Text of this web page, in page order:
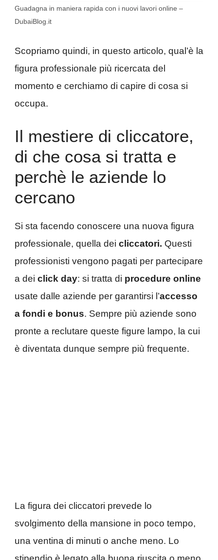
Guadagna in maniera rapida con i nuovi lavori online –
DubaiBlog.it
Scopriamo quindi, in questo articolo, qual’è la
figura professionale più ricercata del
momento e cerchiamo di capire di cosa si
occupa.
Il mestiere di cliccatore,
di che cosa si tratta e
perchè le aziende lo
cercano
Si sta facendo conoscere una nuova figura
professionale, quella dei cliccatori. Questi
professionisti vengono pagati per partecipare
a dei click day: si tratta di procedure online
usate dalle aziende per garantirsi l’accesso
a fondi e bonus. Sempre più aziende sono
pronte a reclutare queste figure lampo, la cui
è diventata dunque sempre più frequente.
La figura dei cliccatori prevede lo
svolgimento della mansione in poco tempo,
una ventina di minuti o anche meno. Lo